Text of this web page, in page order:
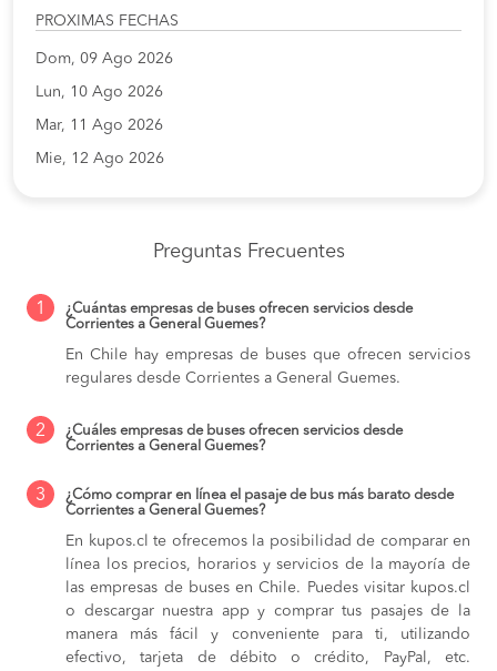
PROXIMAS FECHAS
Dom, 09 Ago 2026
Lun, 10 Ago 2026
Mar, 11 Ago 2026
Mie, 12 Ago 2026
Preguntas Frecuentes
1
¿Cuántas empresas de buses ofrecen servicios desde
Corrientes a General Guemes?
En Chile hay empresas de buses que ofrecen servicios
regulares desde Corrientes a General Guemes.
2
¿Cuáles empresas de buses ofrecen servicios desde
Corrientes a General Guemes?
3
¿Cómo comprar en línea el pasaje de bus más barato desde
Corrientes a General Guemes?
En kupos.cl te ofrecemos la posibilidad de comparar en
línea los precios, horarios y servicios de la mayoría de
las empresas de buses en Chile. Puedes visitar kupos.cl
o descargar nuestra app y comprar tus pasajes de la
manera más fácil y conveniente para ti, utilizando
efectivo, tarjeta de débito o crédito, PayPal, etc.